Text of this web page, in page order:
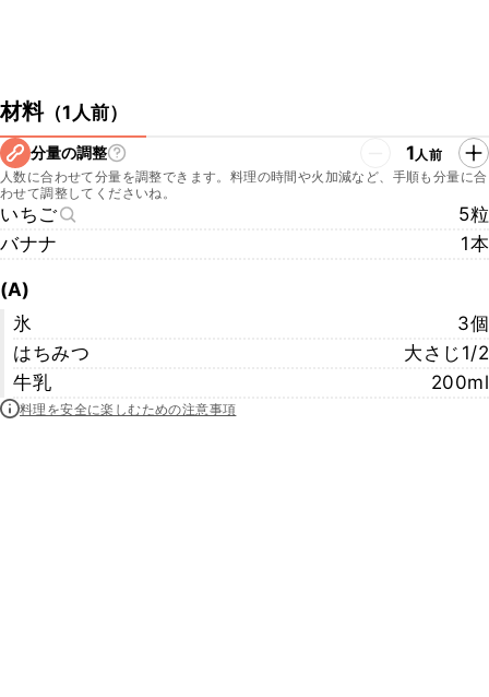
材料（1人前）
分量の調整 1人前
人数に合わせて分量を調整できます。料理の時間や火加減など、手順も分量に合
わせて調整してくださいね。
いちご
5粒
バナナ
1本
(A)
氷
3個
はちみつ
大さじ1/2
牛乳
200ml
料理を安全に楽しむための注意事項